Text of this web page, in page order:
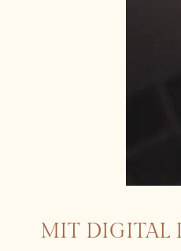
MIT DIGITAL